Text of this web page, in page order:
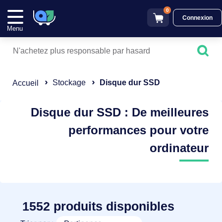
Menu
0
Connexion
Accueil Stockage Disque dur SSD
Disque dur SSD : De meilleures
performances pour votre
ordinateur
1552 produits disponibles